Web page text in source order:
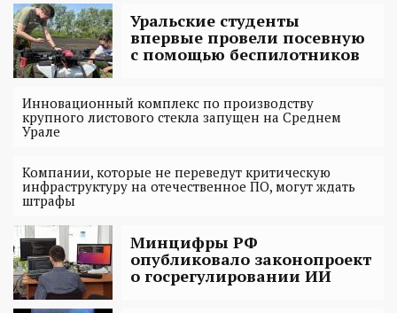
Уральские студенты
впервые провели посевную
с помощью беспилотников
Инновационный комплекс по производству
крупного листового стекла запущен на Среднем
Урале
Компании, которые не переведут критическую
инфраструктуру на отечественное ПО, могут ждать
штрафы
Минцифры РФ
опубликовало законопроект
о госрегулировании ИИ